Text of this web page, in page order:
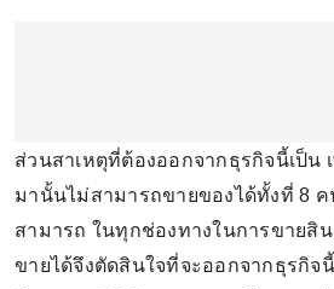
ส่วนสาเหตุที่ต้องออกจากธุรกิจนี้เป็น
มานั้นไม่สามารถขายของได้ทั้งที่ 8
สามารถ ในทุกช่องทางในการขายสิ
ขายได้จึงตัดสินใจที่จะออกจากธุรกิจ